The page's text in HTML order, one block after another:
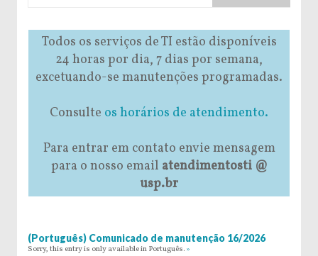
Todos os serviços de TI estão disponíveis
24 horas por dia, 7 dias por semana,
excetuando-se manutenções programadas.
Consulte os horários de atendimento.
Para entrar em contato envie mensagem
para o nosso email atendimentosti @
usp.br
(Português) Comunicado de manutenção 16/2026
Sorry, this entry is only available in Português. »